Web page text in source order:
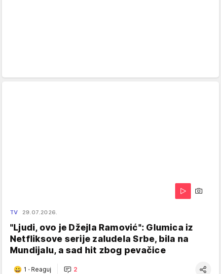
TV 29.07.2026.
"Ljudi, ovo je Džejla Ramović": Glumica iz
Netfliksove serije zaludela Srbe, bila na
Mundijalu, a sad hit zbog pevačice
1 · Reaguj 2